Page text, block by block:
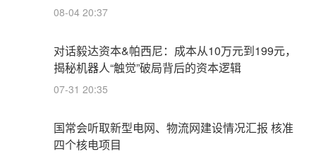
08-04 20:37
对话毅达资本&帕西尼：成本从10万元到199元，
揭秘机器人“触觉”破局背后的资本逻辑
07-31 20:35
国常会听取新型电网、物流网建设情况汇报 核准
四个核电项目